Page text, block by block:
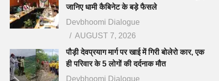
जानिए धामी कैबिनेट के बड़े फैसले
Devbhoomi Dialogue
AUGUST 7, 2026
पौड़ी देवप्रयाग मार्ग पर खाई में गिरी बोलेरो कार, एक
ही परिवार के 5 लोगों की दर्दनाक मौत
Devbhoomi Dialogue